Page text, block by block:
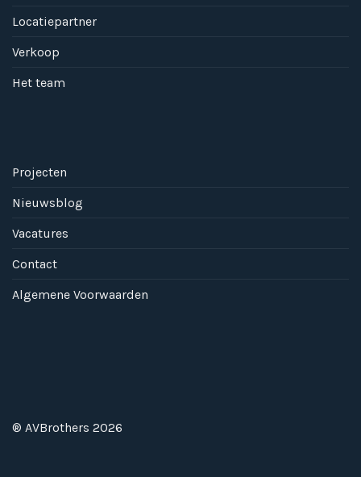
Locatiepartner
Verkoop
Het team
Projecten
Nieuwsblog
Vacatures
Contact
Algemene Voorwaarden
® AVBrothers 2026